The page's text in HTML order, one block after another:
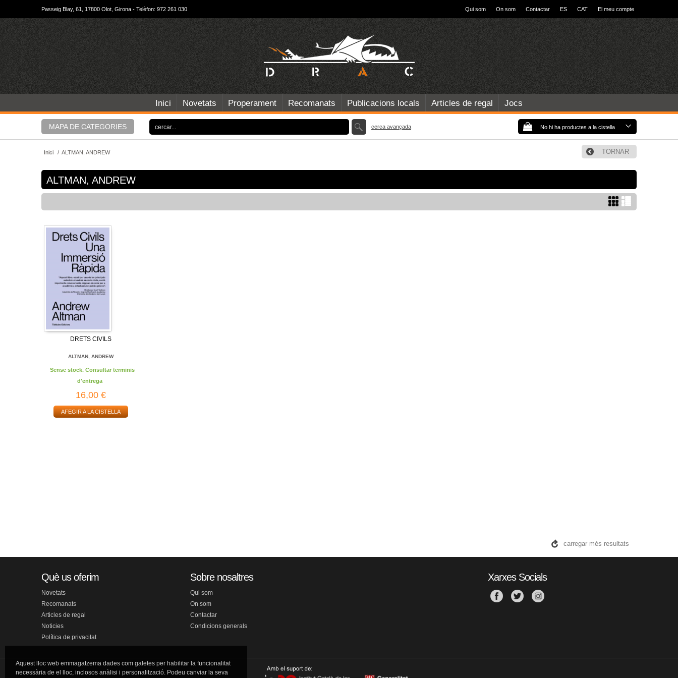
Passeig Blay, 61, 17800 Olot, Girona - Telèfon: 972 261 030 Qui som On som Contactar ES CAT El meu compte
Inici Novetats Properament Recomanats Publicacions locals Articles de regal Jocs
MAPA DE CATEGORIES No hi ha productes a la cistella
cerca avançada
Inici / ALTMAN, ANDREW TORNAR
ALTMAN, ANDREW
DRETS CIVILS
ALTMAN, ANDREW
Sense stock. Consultar terminis
d'entrega
16,00 €
AFEGIR A LA CISTELLA
carregar més resultats
Què us oferim
Novetats
Recomanats
Articles de regal
Noticies
Política de privacitat
Sobre nosaltres
Qui som
On som
Contactar
Condicions generals
Xarxes Socials
Aquest lloc web emmagatzema dades com galetes per habilitar la funcionalitat
necessària de el lloc, inclosos anàlisi i personalització. Podeu canviar la seva